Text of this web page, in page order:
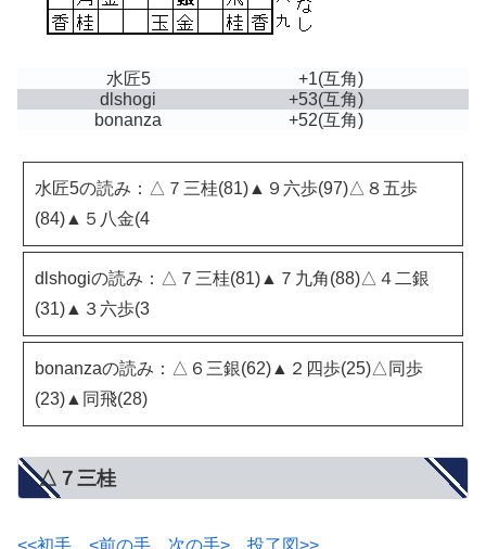
水匠5 +1(互角)
dlshogi
+53(互角)
bonanza
+52(互角)
水匠5の読み：△７三桂(81)▲９六歩(97)△８五歩
(84)▲５八金(4
dlshogiの読み：△７三桂(81)▲７九角(88)△４二銀
(31)▲３六歩(3
bonanzaの読み：△６三銀(62)▲２四歩(25)△同歩
(23)▲同飛(28)
△７三桂
<<初手 <前の手 次の手> 投了図>>